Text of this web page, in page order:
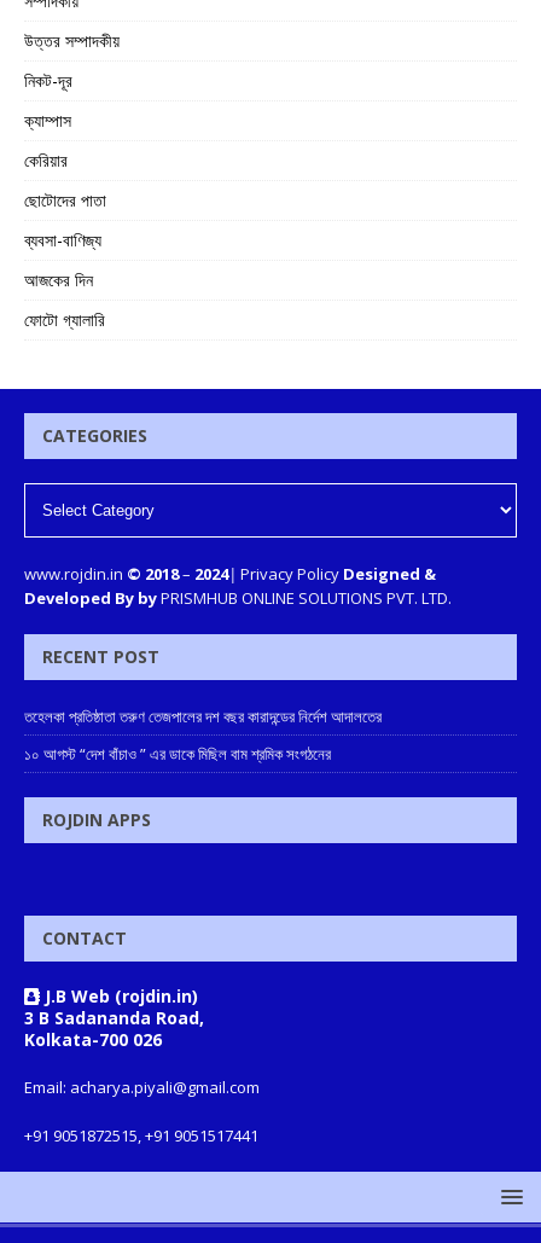
উত্তর সম্পাদকীয়
নিকট-দূর
ক্যাম্পাস
কেরিয়ার
ছোটোদের পাতা
ব্যবসা-বাণিজ্য
আজকের দিন
ফোটো গ্যালারি
CATEGORIES
www.rojdin.in © 2018– 2024| Privacy Policy Designed &
Developed By byPRISMHUB ONLINE SOLUTIONS PVT. LTD.
RECENT POST
তহেলকা প্রতিষ্ঠাতা তরুণ তেজপালের দশ বছর কারাদন্ডের নির্দেশ আদালতের
১০ আগস্ট “দেশ বাঁচাও ” এর ডাকে মিছিল বাম শ্রমিক সংগঠনের
ROJDIN APPS
CONTACT
J.B Web (rojdin.in)
3 B Sadananda Road,
Kolkata-700 026
Email: acharya.piyali@gmail.com
+91 9051872515, +91 9051517441